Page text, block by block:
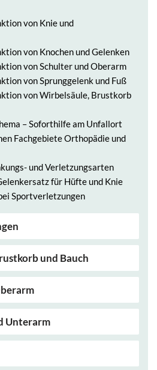
von Knie und
von Knochen und Gelenken
von Schulter und Oberarm
von Sprunggelenk und Fuß
von Wirbelsäule, Brustkorb
– Soforthilfe am Unfallort
Fachgebiete Orthopädie und
und Verletzungsarten
für Hüfte und Knie
Sportverletzungen
und Bauch
Unterarm